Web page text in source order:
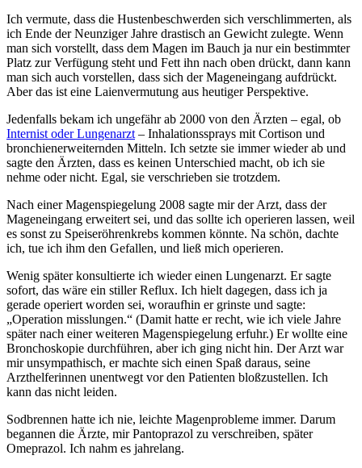
Ich vermute, dass die Hustenbeschwerden sich verschlimmerten, als
ich Ende der Neunziger Jahre drastisch an Gewicht zulegte. Wenn
man sich vorstellt, dass dem Magen im Bauch ja nur ein bestimmter
Platz zur Verfügung steht und Fett ihn nach oben drückt, dann kann
man sich auch vorstellen, dass sich der Mageneingang aufdrückt.
Aber das ist eine Laienvermutung aus heutiger Perspektive.
Jedenfalls bekam ich ungefähr ab 2000 von den Ärzten – egal, ob
Internist oder Lungenarzt – Inhalationssprays mit Cortison und
bronchienerweiternden Mitteln. Ich setzte sie immer wieder ab und
sagte den Ärzten, dass es keinen Unterschied macht, ob ich sie
nehme oder nicht. Egal, sie verschrieben sie trotzdem.
Nach einer Magenspiegelung 2008 sagte mir der Arzt, dass der
Mageneingang erweitert sei, und das sollte ich operieren lassen, weil
es sonst zu Speiseröhrenkrebs kommen könnte. Na schön, dachte
ich, tue ich ihm den Gefallen, und ließ mich operieren.
Wenig später konsultierte ich wieder einen Lungenarzt. Er sagte
sofort, das wäre ein stiller Reflux. Ich hielt dagegen, dass ich ja
gerade operiert worden sei, woraufhin er grinste und sagte:
„Operation misslungen.“ (Damit hatte er recht, wie ich viele Jahre
später nach einer weiteren Magenspiegelung erfuhr.) Er wollte eine
Bronchoskopie durchführen, aber ich ging nicht hin. Der Arzt war
mir unsympathisch, er machte sich einen Spaß daraus, seine
Arzthelferinnen unentwegt vor den Patienten bloßzustellen. Ich
kann das nicht leiden.
Sodbrennen hatte ich nie, leichte Magenprobleme immer. Darum
begannen die Ärzte, mir Pantoprazol zu verschreiben, später
Omeprazol. Ich nahm es jahrelang.